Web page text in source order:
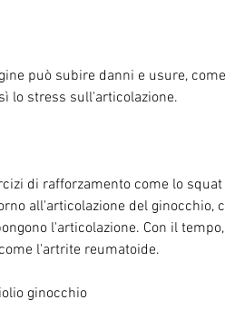
può subire danni e usure,
lo stress sull'articolazione.
di rafforzamento come lo
all'articolazione del ginocchio,
l'articolazione. Con il
l'artrite reumatoide.
ginocchio